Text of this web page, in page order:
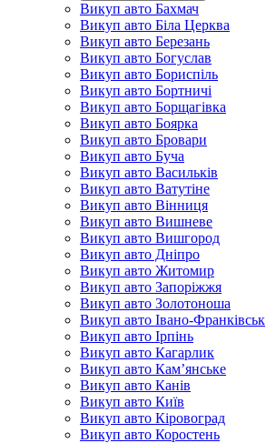
Викуп авто Бахмач
Викуп авто Біла Церква
Викуп авто Березань
Викуп авто Богуслав
Викуп авто Бориспіль
Викуп авто Бортничі
Викуп авто Борщагівка
Викуп авто Боярка
Викуп авто Бровари
Викуп авто Буча
Викуп авто Васильків
Викуп авто Ватутіне
Викуп авто Вінниця
Викуп авто Вишневе
Викуп авто Вишгород
Викуп авто Дніпро
Викуп авто Житомир
Викуп авто Запоріжжя
Викуп авто Золотоноша
Викуп авто Івано-Франківськ
Викуп авто Ірпінь
Викуп авто Кагарлик
Викуп авто Кам’янське
Викуп авто Канів
Викуп авто Київ
Викуп авто Кіровоград
Викуп авто Коростень